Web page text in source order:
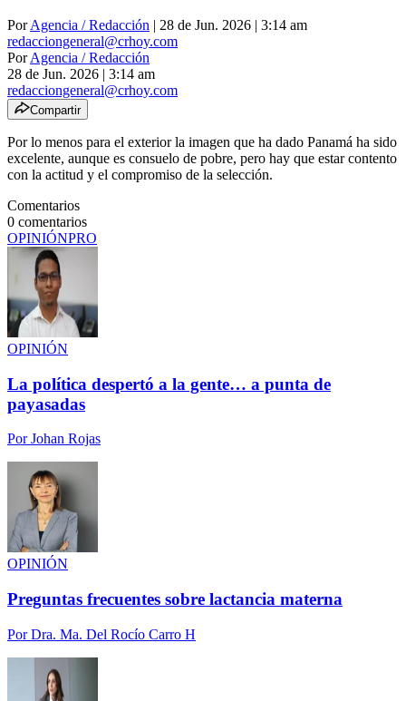
PorAgencia / Redacción | 28 de Jun. 2026 | 3:14 am
redacciongeneral@crhoy.com
PorAgencia / Redacción
28 de Jun. 2026 | 3:14 am
redacciongeneral@crhoy.com
Compartir
Por lo menos para el exterior la imagen que ha dado Panamá ha sido
excelente, aunque es consuelo de pobre, pero hay que estar contento
con la actitud y el compromiso de la selección.
Comentarios
0 comentarios
OPINIÓNPRO
OPINIÓN
La política despertó a la gente… a punta de
payasadas
PorJohan Rojas
OPINIÓN
Preguntas frecuentes sobre lactancia materna
PorDra. Ma. Del Rocío Carro H